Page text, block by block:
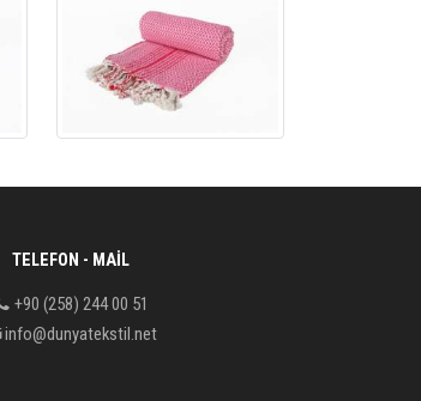
TELEFON - MAIL
+90 (258) 244 00 51
info@dunyatekstil.net